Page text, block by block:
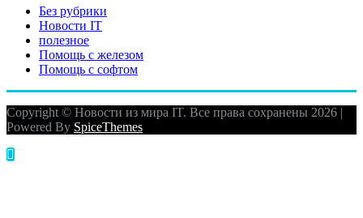
Без рубрики
Новости IT
полезное
Помощь с железом
Помощь с софтом
Copyright © Новости из мира IT. Все права сохранены 2026 |
Powered By SpiceThemes